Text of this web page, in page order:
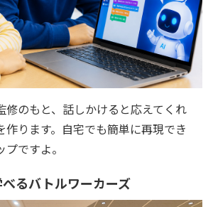
修のもと、話しかけると応えてくれ
作ります。自宅でも簡単に再現でき
ですよ。
るバトルワーカーズ